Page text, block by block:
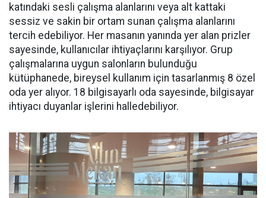
katındaki sesli çalışma alanlarını veya alt kattaki
sessiz ve sakin bir ortam sunan çalışma alanlarını
tercih edebiliyor. Her masanın yanında yer alan prizler
sayesinde, kullanıcılar ihtiyaçlarını karşılıyor. Grup
çalışmalarına uygun salonların bulunduğu
kütüphanede, bireysel kullanım için tasarlanmış 8 özel
oda yer alıyor. 18 bilgisayarlı oda sayesinde, bilgisayar
ihtiyacı duyanlar işlerini halledebiliyor.